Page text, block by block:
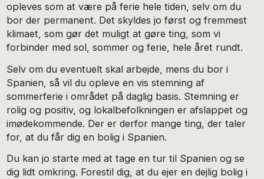
opleves som at være på ferie hele tiden, selv om du
bor der permanent. Det skyldes jo først og fremmest
klimaet, som gør det muligt at gøre ting, som vi
forbinder med sol, sommer og ferie, hele året rundt.
Selv om du eventuelt skal arbejde, mens du bor i
Spanien, så vil du opleve en vis stemning af
sommerferie i området på daglig basis. Stemning er
rolig og positiv, og lokalbefolkningen er afslappet og
imødekommende. Der er derfor mange ting, der taler
for, at du får dig en bolig i Spanien.
Du kan jo starte med at tage en tur til Spanien og se
dig lidt omkring. Forestil dig, at du ejer en dejlig bolig i